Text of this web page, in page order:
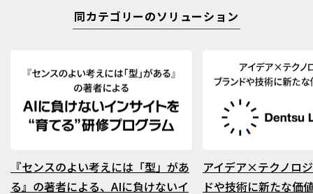
同カテゴリーのソリューション
『センスのよい考えには「型」があ
る』の著者による、AIに負けないイ
アイデア×テクノロ
ドや技術に新たな価